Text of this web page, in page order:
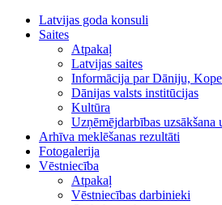
Latvijas goda konsuli
Saites
Atpakaļ
Latvijas saites
Informācija par Dāniju,
Dānijas valsts institūcijas
Kultūra
Uzņēmējdarbības
Arhīva meklēšanas rezultāti
Fotogalerija
Vēstniecība
Atpakaļ
Vēstniecības darbinieki